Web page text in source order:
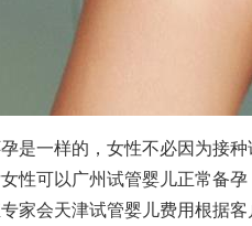
是一样的，女性不必因为接种
性可以 广州试管婴儿正常备孕
家会天津试管婴儿费用根据客